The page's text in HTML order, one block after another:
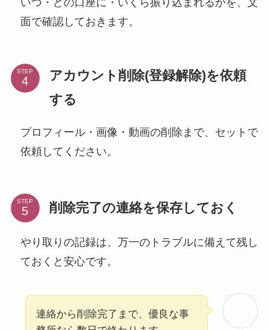
いつ・どの口座に・いくら振り込まれるかを、文
面で確認しておきます。
STEP
アカウント削除(登録解除)を依頼
する
プロフィール・画像・動画の削除まで、セットで
依頼してください。
STEP 削除完了の連絡を保存しておく
やり取りの記録は、万一のトラブルに備えて残し
ておくと安心です。
連絡から削除完了まで、優良な事